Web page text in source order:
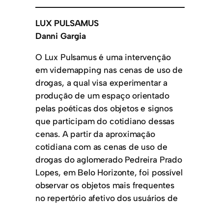
LUX PULSAMUS
Danni Gargia
O Lux Pulsamus é uma intervenção
em videmapping nas cenas de uso de
drogas, a qual visa experimentar a
produção de um espaço orientado
pelas poéticas dos objetos e signos
que participam do cotidiano dessas
cenas. A partir da aproximação
cotidiana com as cenas de uso de
drogas do aglomerado Pedreira Prado
Lopes, em Belo Horizonte, foi possível
observar os objetos mais frequentes
no repertório afetivo dos usuários de